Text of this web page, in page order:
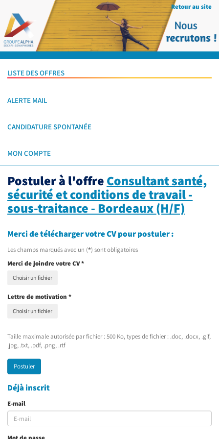
Retour au site
LISTE DES OFFRES
ALERTE MAIL
CANDIDATURE SPONTANÉE
MON COMPTE
Postuler à l'offre Consultant santé,
sécurité et conditions de travail -
sous-traitance - Bordeaux (H/F)
Merci de télécharger votre CV pour postuler :
Les champs marqués avec un (*) sont obligatoires
Merci de joindre votre CV*
Choisir un fichier
Lettre de motivation *
Choisir un fichier
Taille maximale autorisée par fichier : 500 Ko, types de fichier : .doc, .docx, .gif,
.jpg, .txt, .pdf, .png, .rtf
Postuler
Déjà inscrit
E-mail